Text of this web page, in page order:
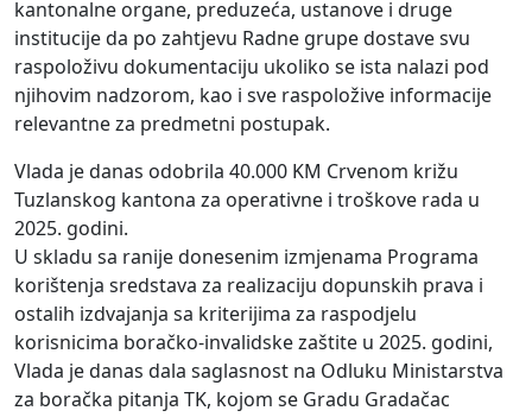
kantonalne organe, preduzeća, ustanove i druge
institucije da po zahtjevu Radne grupe dostave svu
raspoloživu dokumentaciju ukoliko se ista nalazi pod
njihovim nadzorom, kao i sve raspoložive informacije
relevantne za predmetni postupak.
Vlada je danas odobrila 40.000 KM Crvenom križu
Tuzlanskog kantona za operativne i troškove rada u
2025. godini.
U skladu sa ranije donesenim izmjenama Programa
korištenja sredstava za realizaciju dopunskih prava i
ostalih izdvajanja sa kriterijima za raspodjelu
korisnicima boračko-invalidske zaštite u 2025. godini,
Vlada je danas dala saglasnost na Odluku Ministarstva
za boračka pitanja TK, kojom se Gradu Gradačac